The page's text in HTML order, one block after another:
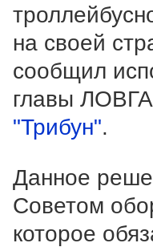
на своей
сообщил
главы
"Трибун".
Данное
Советом
которое